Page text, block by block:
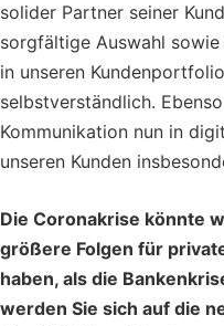
solider Partner seiner
sorgfältige Auswahl
in unseren
selbstverständlich.
Kommunikation nun in
unseren Kunden
Die Coronakrise könnte
größere Folgen für
haben, als die
werden Sie sich auf die